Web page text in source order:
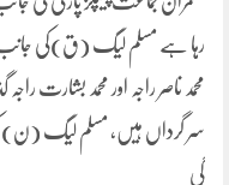
رہا ہے مسلم لیگ (ق)کی جانب
محمد ناصر راجہ اور محمد بشارت
سر گرداں ہیں، مسلم لیگ (ن) کو
گی